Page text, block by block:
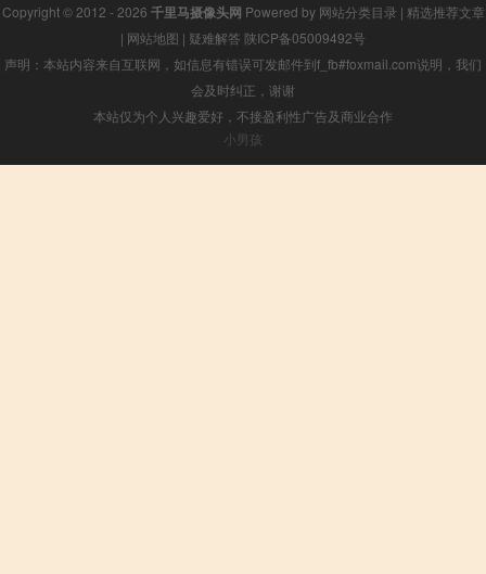
Copyright © 2012 - 2026 千里马摄像头网 Powered by 网站分类目录 | 精选推荐文章
| 网站地图 | 疑难解答 陕ICP备05009492号
声明：本站内容来自互联网，如信息有错误可发邮件到f_fb#foxmail.com说明，我们
会及时纠正，谢谢
本站仅为个人兴趣爱好，不接盈利性广告及商业合作
小男孩